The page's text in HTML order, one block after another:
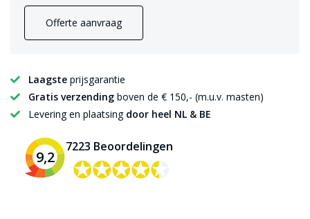
Offerte aanvraag
Laagste prijsgarantie
Gratis verzending boven de € 150,- (m.u.v. masten)
Levering en plaatsing door heel NL & BE
9,2
7223 Beoordelingen
✪✪✪✪✪
✪✪✪✪✪